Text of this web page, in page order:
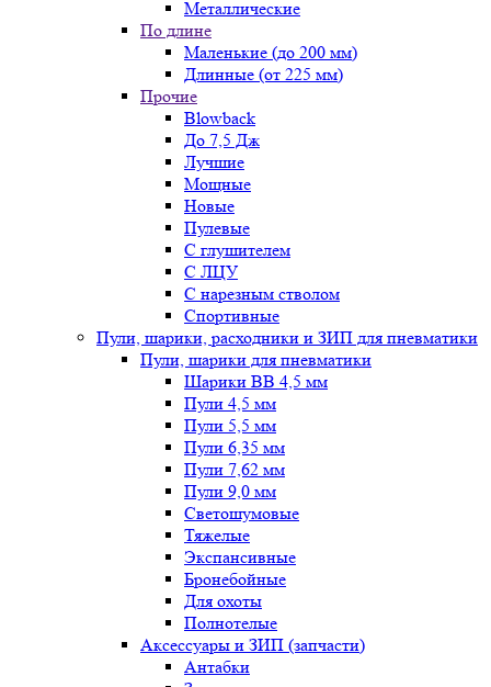
Металлические
По длине
Маленькие (до 200 мм)
Длинные (от 225 мм)
Прочие
Blowback
До 7,5 Дж
Лучшие
Мощные
Новые
Пулевые
С глушителем
С ЛЦУ
С нарезным стволом
Спортивные
Пули, шарики, расходники и ЗИП для пневматики
Пули, шарики для пневматики
Шарики BB 4,5 мм
Пули 4,5 мм
Пули 5,5 мм
Пули 6,35 мм
Пули 7,62 мм
Пули 9,0 мм
Светошумовые
Тяжелые
Экспансивные
Бронебойные
Для охоты
Полнотелые
Аксессуары и ЗИП (запчасти)
Антабки